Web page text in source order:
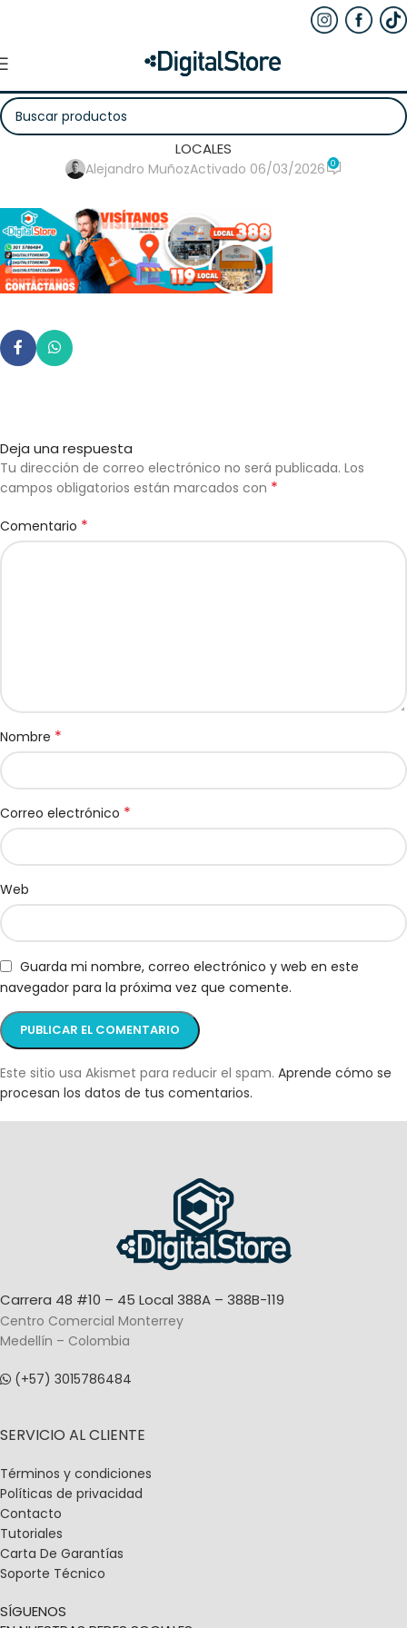
LOCALES
Alejandro MuñozActivado 06/03/2026 0
Deja una respuesta
Tu dirección de correo electrónico no será publicada. Los
campos obligatorios están marcados con *
Comentario *
Nombre *
Correo electrónico *
Web
Guarda mi nombre, correo electrónico y web en este
navegador para la próxima vez que comente.
Este sitio usa Akismet para reducir el spam. Aprende cómo se
procesan los datos de tus comentarios.
Carrera 48 #10 – 45 Local 388A – 388B-119
Centro Comercial Monterrey
Medellín – Colombia
(+57) 3015786484
SERVICIO AL CLIENTE
Términos y condiciones
Políticas de privacidad
Contacto
Tutoriales
Carta De Garantías
Soporte Técnico
SÍGUENOS